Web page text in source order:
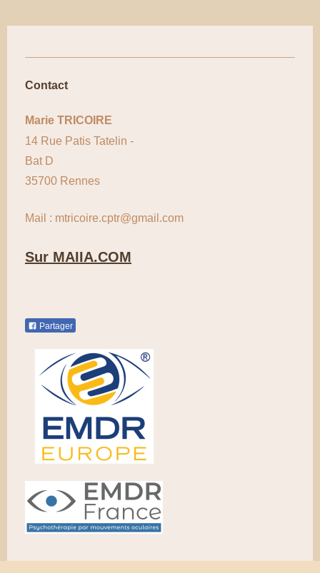
Contact
Marie TRICOIRE
14 Rue Patis Tatelin -
Bat D
35700 Rennes
Mail : mtricoire.cptr@gmail.com
Sur MAIIA.COM
Partager